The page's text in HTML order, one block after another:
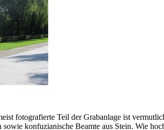
fotografierte Teil der Grabanlage ist
konfuzianische Beamte aus Stein. Wie